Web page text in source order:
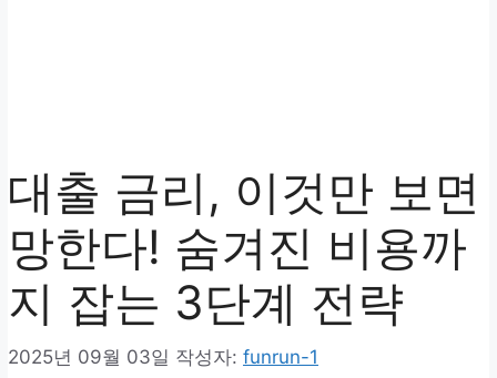
대출 금리, 이것만 보면
망한다! 숨겨진 비용까
지 잡는 3단계 전략
2025년 09월 03일 작성자: funrun-1